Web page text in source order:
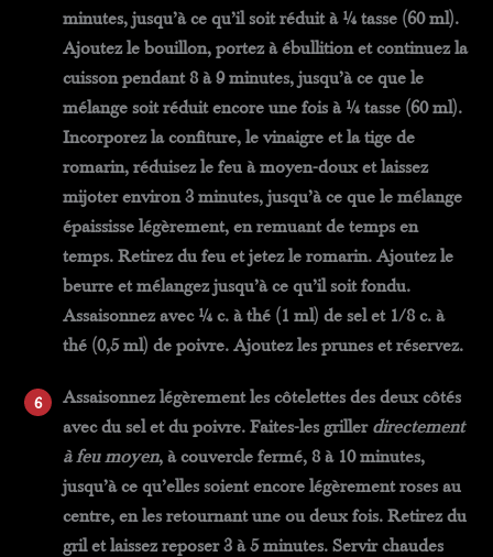
minutes, jusqu’à ce qu’il soit réduit à ¼ tasse (60 ml).
Ajoutez le bouillon, portez à ébullition et continuez la
cuisson pendant 8 à 9 minutes, jusqu’à ce que le
mélange soit réduit encore une fois à ¼ tasse (60 ml).
Incorporez la confiture, le vinaigre et la tige de
romarin, réduisez le feu à moyen-doux et laissez
mijoter environ 3 minutes, jusqu’à ce que le mélange
épaississe légèrement, en remuant de temps en
temps. Retirez du feu et jetez le romarin. Ajoutez le
beurre et mélangez jusqu’à ce qu’il soit fondu.
Assaisonnez avec ¼ c. à thé (1 ml) de sel et 1/8 c. à
thé (0,5 ml) de poivre. Ajoutez les prunes et réservez.
Assaisonnez légèrement les côtelettes des deux côtés
avec du sel et du poivre. Faites-les griller directement
à feu moyen, à couvercle fermé, 8 à 10 minutes,
jusqu’à ce qu’elles soient encore légèrement roses au
centre, en les retournant une ou deux fois. Retirez du
gril et laissez reposer 3 à 5 minutes. Servir chaudes